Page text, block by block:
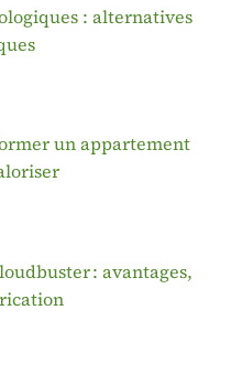
: alternatives
un appartement
: avantages,